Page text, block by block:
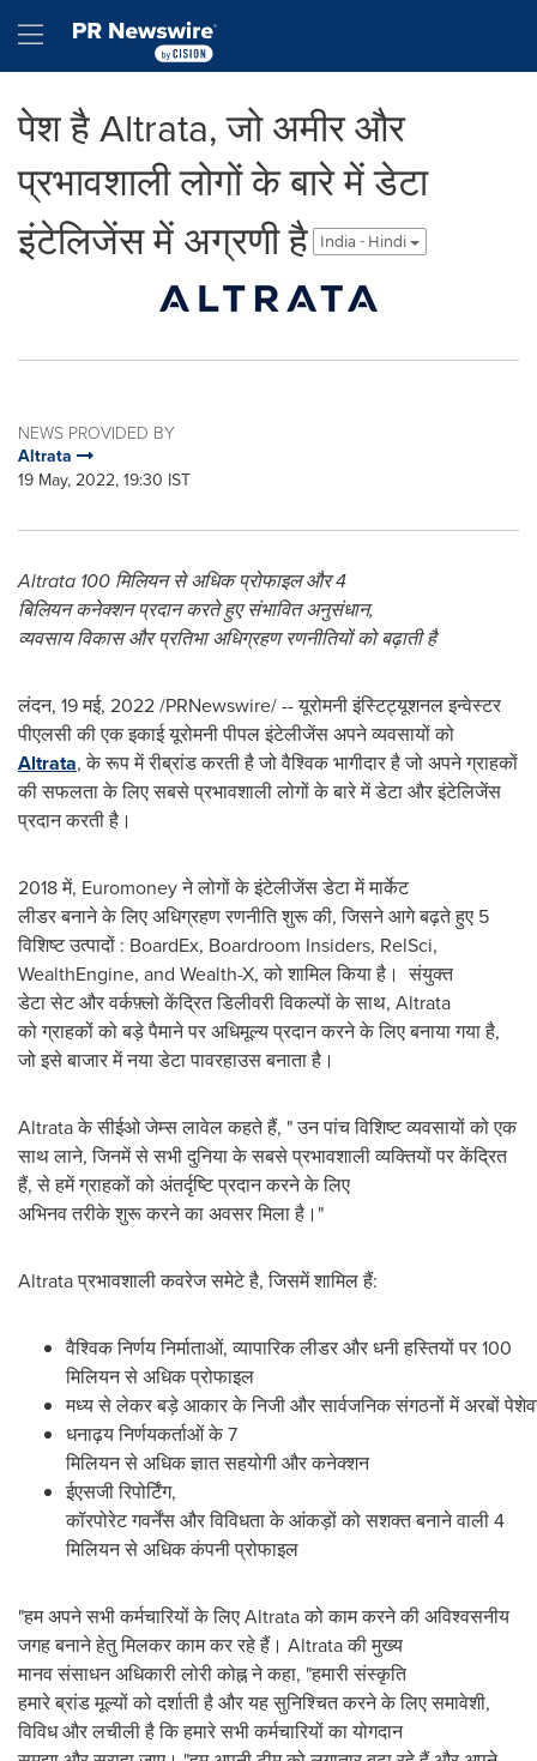
Hamburger menu
पेश है Altrata, जो अमीर और
प्रभावशाली लोगों के बारे में डेटा
इंटेलिजेंस में अग्रणी है
India - Hindi
NEWS PROVIDED BY
Altrata
19 May, 2022, 19:30 IST
Altrata 100 मिलियन से अधिक प्रोफाइल और4
बिलियन कनेक्शन प्रदान करते हुए संभावित अनुसंधान,
व्यवसाय विकास और प्रतिभा अधिग्रहण रणनीतियों को बढ़ाती है
लंदन, 19 मई, 2022/PRNewswire/ -- यूरोमनी इंस्टिट्यूशनल इन्वेस्टर
पीएलसी की एक इकाई यूरोमनी पीपल इंटेलीजेंस अपने व्यवसायों को
Altrata, के रूप में रीब्रांड करती है जो वैश्विक भागीदार है जो अपने ग्राहकों
की सफलता के लिए सबसे प्रभावशाली लोगों के बारे में डेटा और इंटेलिजेंस
प्रदान करती है।
2018 में, Euromoney ने लोगों के इंटेलीजेंस डेटा में मार्केट
लीडर बनाने के लिए अधिग्रहण रणनीति शुरू की, जिसने आगे बढ़ते हुए 5
विशिष्ट उत्पादों : BoardEx, Boardroom Insiders, RelSci,
WealthEngine, and Wealth-X, को शामिल किया है। संयुक्त
डेटा सेट और वर्कफ़्लो केंद्रित डिलीवरी विकल्पों के साथ, Altrata
को ग्राहकों को बड़े पैमाने पर अधिमूल्य प्रदान करने के लिए बनाया गया है,
जो इसे बाजार में नया डेटा पावरहाउस बनाता है।
Altrata के सीईओ जेम्स लावेल कहते हैं, " उन पांच विशिष्ट व्यवसायों को एक
साथ लाने, जिनमें से सभी दुनिया के सबसे प्रभावशाली व्यक्तियों पर केंद्रित
हैं, से हमें ग्राहकों को अंतर्दृष्टि प्रदान करने के लिए
अभिनव तरीके शुरू करने का अवसर मिला है।"
Altrata प्रभावशाली कवरेज समेटे है, जिसमें शामिल हैं:
वैश्विक निर्णय निर्माताओं, व्यापारिक लीडर और धनी हस्तियों पर 100
मिलियन से अधिक प्रोफाइल
मध्य से लेकर बड़े आकार के निजी और सार्वजनिक संगठनों में अरबों
धनाढ़य निर्णयकर्ताओं के 7
मिलियन से अधिक ज्ञात सहयोगी और कनेक्शन
ईएसजी रिपोर्टिंग,
कॉरपोरेट गवर्नेंस और विविधता के आंकड़ों को सशक्त बनाने वाली 4
मिलियन से अधिक कंपनी प्रोफाइल
"हम अपने सभी कर्मचारियों के लिए Altrata को काम करने की अविश्वसनीय
जगह बनाने हेतु मिलकर काम कर रहे हैं। Altrata की मुख्य
मानव संसाधन अधिकारी लोरी कोह्न ने कहा, "हमारी संस्कृति
हमारे ब्रांड मूल्यों को दर्शाती है और यह सुनिश्चित करने के लिए समावेशी,
विविध और लचीली है कि हमारे सभी कर्मचारियों का योगदान